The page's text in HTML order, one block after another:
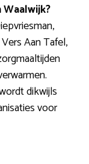
Aan Tafel,
dikwijls
voor